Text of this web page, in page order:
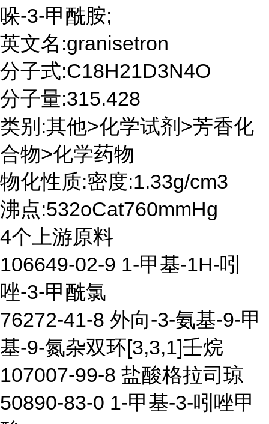
哚-3-甲酰胺;
英文名:granisetron
分子式:C18H21D3N4O
分子量:315.428
类别:其他>化学试剂>芳香化
合物>化学药物
物化性质:密度:1.33g/cm3
沸点:532oCat760mmHg
4个上游原料
106649-02-9 1-甲基-1H-吲
唑-3-甲酰氯
76272-41-8 外向-3-氨基-9-甲
基-9-氮杂双环[3,3,1]壬烷
107007-99-8 盐酸格拉司琼
50890-83-0 1-甲基-3-吲唑甲